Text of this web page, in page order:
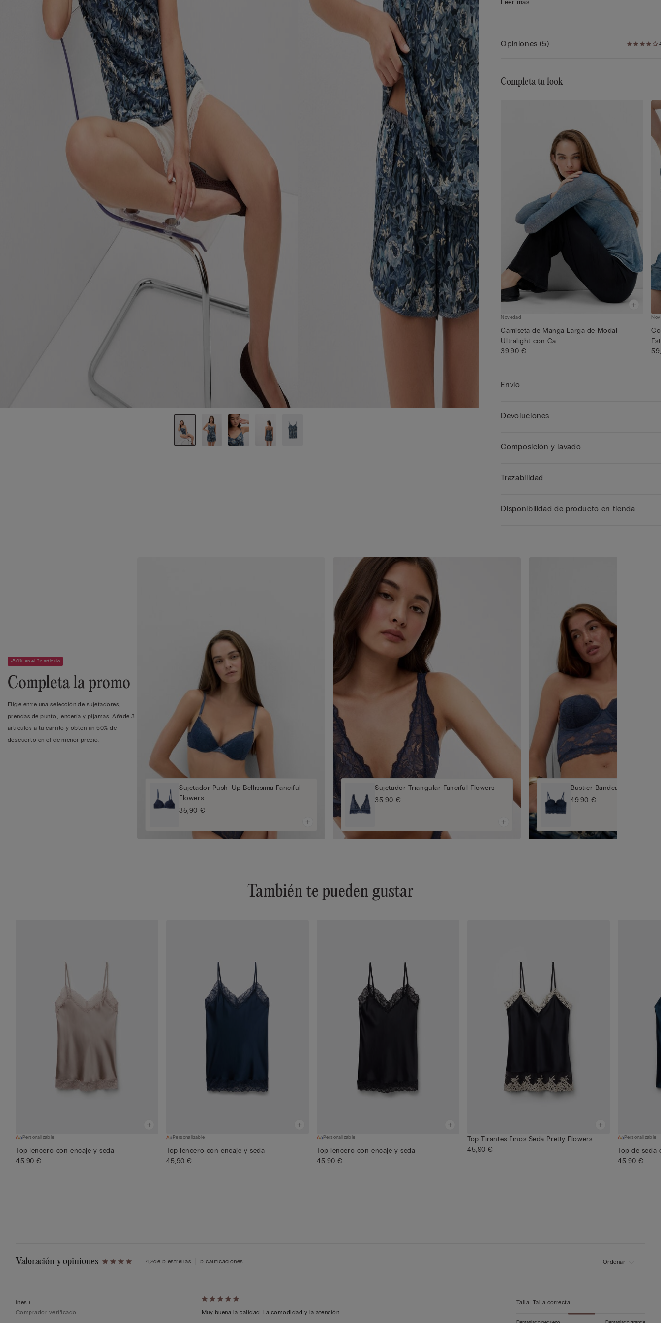
• La modelo mide 175 cm y lleva la talla S
Leer más
Opiniones(5)
Completa tu look
Novedad
Camiseta de Manga Larga de Modal
Ultralight con Ca...
39,90 €
Envío
Devoluciones
Composición y lavado
Trazabilidad
Disponibilidad de producto en tienda
-50% en el 3r artículo
Completa la promo
Elige entre una selección de sujetadores,
prendas de punto, lencería y pijamas. Añade 3
artículos a tu carrito y obtén un 50% de
descuento en el de menor precio.
Sujetador Push-Up Bellissima Fanciful
Flowers
35,90 €
Sujetador Triangular Fanciful Flowers
35,90 €
Bustier Bandeau Giada
49,90 €
También te pueden gustar
Personalizable
Top lencero con encaje y seda
45,90 €
Personalizable
Top lencero con encaje y seda
45,90 €
Personalizable
Top lencero con encaje y seda
45,90 €
Top Tirantes Finos Seda Pretty Flowers
45,90 €
Personalizable
Top de seda
45,90 €
Valoración y opiniones 4,2de 5 estrellas 5 calificaciones Ordenar
ines r
Comprador verificado
Calificación
de
Muy buena la calidad. La comodidad y la atención
Talla: Talla correcta